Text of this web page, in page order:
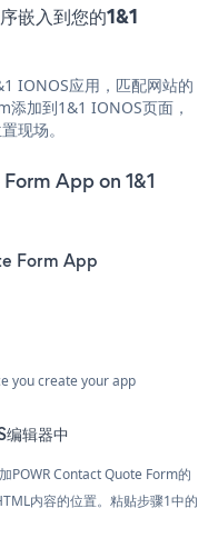
入到您的1&1
IONOS应用，匹配网站的
加到1&1 IONOS页面，
现场。
App on 1&1
Form App
you create your app
辑器中
POWR Contact Quote Form的
内容的位置。粘贴步骤1中的